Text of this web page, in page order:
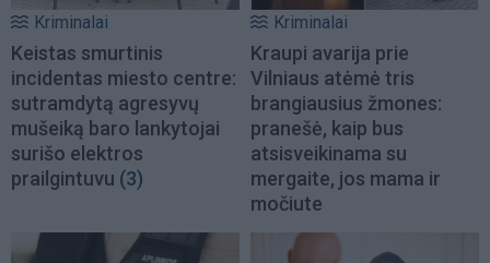
Kriminalai
Keistas smurtinis
incidentas miesto centre:
sutramdytą agresyvų
mušeiką baro lankytojai
surišo elektros
prailgintuvu (3)
Kriminalai
Kraupi avarija prie
Vilniaus atėmė tris
brangiausius žmones:
pranešė, kaip bus
atsisveikinama su
mergaite, jos mama ir
močiute